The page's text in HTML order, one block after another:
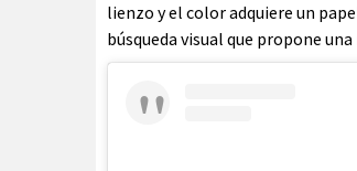
lienzo y el color adquiere un
búsqueda visual que propone